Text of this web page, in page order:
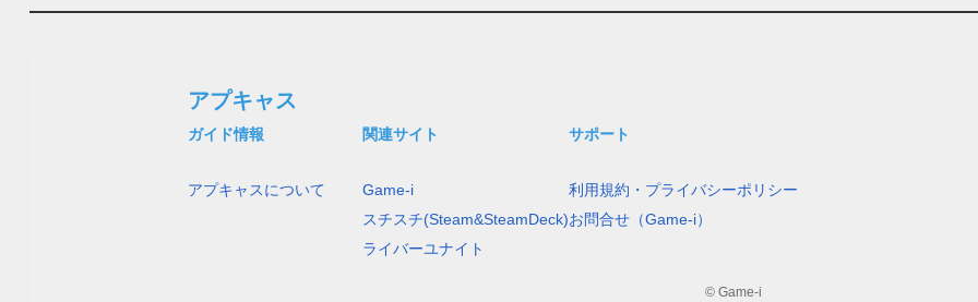
アプキャス
ガイド情報
アプキャスについて
関連サイト
Game-i
スチスチ(Steam&SteamDeck)
ライバーユナイト
サポート
利用規約・プライバシーポリシー
お問合せ（Game-i）
© Game-i